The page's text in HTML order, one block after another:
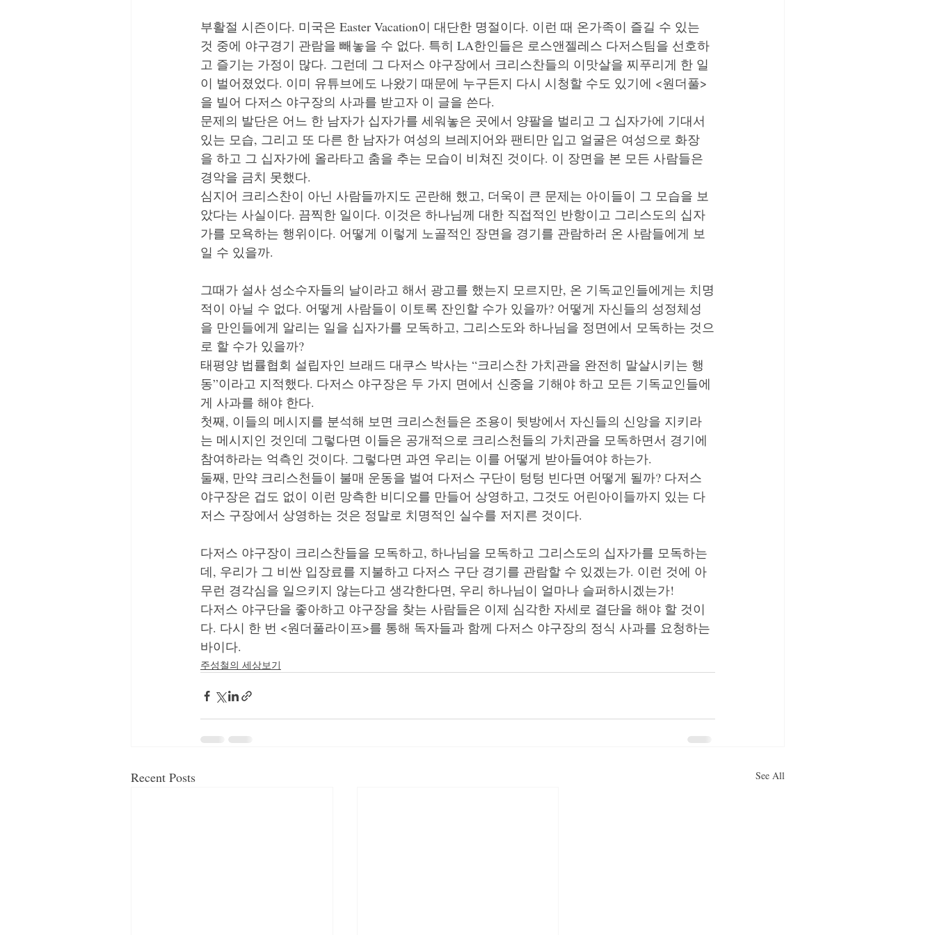
부활절 시즌이다. 미국은 Easter Vacation이 대단한 명절이다. 이런 때 온가족이 즐길 수 있는
것 중에 야구경기 관람을 빼놓을 수 없다. 특히 LA한인들은 로스앤젤레스 다저스팀을 선호하
고 즐기는 가정이 많다. 그런데 그 다저스 야구장에서 크리스찬들의 이맛살을 찌푸리게 한 일
이 벌어졌었다. 이미 유튜브에도 나왔기 때문에 누구든지 다시 시청할 수도 있기에 <원더풀>
을 빌어 다저스 야구장의 사과를 받고자 이 글을 쓴다.
문제의 발단은 어느 한 남자가 십자가를 세워놓은 곳에서 양팔을 벌리고 그 십자가에 기대서
있는 모습, 그리고 또 다른 한 남자가 여성의 브레지어와 팬티만 입고 얼굴은 여성으로 화장
을 하고 그 십자가에 올라타고 춤을 추는 모습이 비쳐진 것이다. 이 장면을 본 모든 사람들은
경악을 금치 못했다.
심지어 크리스찬이 아닌 사람들까지도 곤란해 했고, 더욱이 큰 문제는 아이들이 그 모습을 보
았다는 사실이다. 끔찍한 일이다. 이것은 하나님께 대한 직접적인 반항이고 그리스도의 십자
가를 모욕하는 행위이다. 어떻게 이렇게 노골적인 장면을 경기를 관람하러 온 사람들에게 보
일 수 있을까.
그때가 설사 성소수자들의 날이라고 해서 광고를 했는지 모르지만, 온 기독교인들에게는 치명
적이 아닐 수 없다. 어떻게 사람들이 이토록 잔인할 수가 있을까? 어떻게 자신들의 성정체성
을 만인들에게 알리는 일을 십자가를 모독하고, 그리스도와 하나님을 정면에서 모독하는 것으
로 할 수가 있을까?
태평양 법률협회 설립자인 브래드 대쿠스 박사는 “크리스찬 가치관을 완전히 말살시키는 행
동”이라고 지적했다. 다저스 야구장은 두 가지 면에서 신중을 기해야 하고 모든 기독교인들에
게 사과를 해야 한다.
첫째, 이들의 메시지를 분석해 보면 크리스천들은 조용이 뒷방에서 자신들의 신앙을 지키라
는 메시지인 것인데 그렇다면 이들은 공개적으로 크리스천들의 가치관을 모독하면서 경기에
참여하라는 억측인 것이다. 그렇다면 과연 우리는 이를 어떻게 받아들여야 하는가.
둘째, 만약 크리스천들이 불매 운동을 벌여 다저스 구단이 텅텅 빈다면 어떻게 될까? 다저스
야구장은 겁도 없이 이런 망측한 비디오를 만들어 상영하고, 그것도 어린아이들까지 있는 다
저스 구장에서 상영하는 것은 정말로 치명적인 실수를 저지른 것이다.
다저스 야구장이 크리스찬들을 모독하고, 하나님을 모독하고 그리스도의 십자가를 모독하는
데, 우리가 그 비싼 입장료를 지불하고 다저스 구단 경기를 관람할 수 있겠는가. 이런 것에 아
무런 경각심을 일으키지 않는다고 생각한다면, 우리 하나님이 얼마나 슬퍼하시겠는가!
다저스 야구단을 좋아하고 야구장을 찾는 사람들은 이제 심각한 자세로 결단을 해야 할 것이
다. 다시 한 번 <원더풀라이프>를 통해 독자들과 함께 다저스 야구장의 정식 사과를 요청하는
바이다.
주성철의 세상보기
Recent Posts See All